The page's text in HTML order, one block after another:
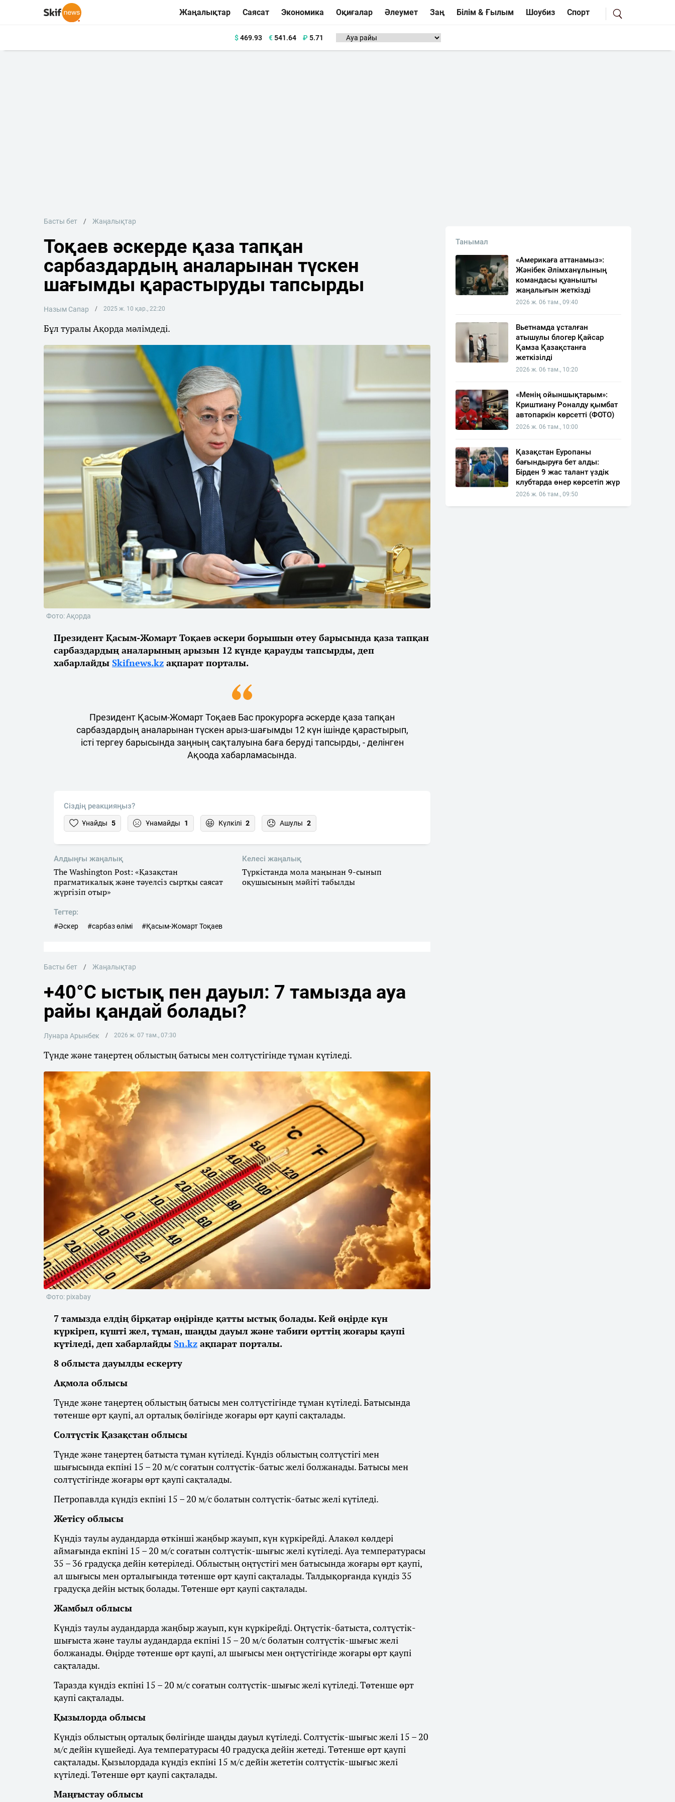
Жаңалықтар Саясат Экономика Оқиғалар Әлеумет Заң Білім & Ғылым Шоубиз Спорт
$469.93 €541.64 ₽ 5.71
Басты бет Жаңалықтар
Тоқаев әскерде қаза тапқан
сарбаздардың аналарынан түскен
шағымды қарастыруды тапсырды
Назым Сапар 2025 ж. 10 қар., 22:20
Бұл туралы Ақорда мәлімдеді.
Фото: Ақорда
Президент Қасым-Жомарт Тоқаев әскери борышын өтеу барысында қаза тапқан
сарбаздардың аналарының арызын 12 күнде қарауды тапсырды, деп
хабарлайды Skifnews.kz ақпарат порталы.
Президент Қасым-Жомарт Тоқаев Бас прокурорға әскерде қаза тапқан
сарбаздардың аналарынан түскен арыз-шағымды 12 күн ішінде қарастырып,
істі тергеу барысында заңның сақталуына баға беруді тапсырды, - делінген
Ақоода хабарламасында.
Сіздің реакцияңыз?
Ұнайды 5 Ұнамайды 1 Күлкілі 2 Ашулы 2
Алдыңғы жаңалық
The Washington Post: «Қазақстан
прагматикалық және тәуелсіз сыртқы саясат
жүргізіп отыр»
Келесі жаңалық
Түркістанда мола маңынан 9-сынып
оқушысының мәйіті табылды
Тегтер:
#Әскер #сарбаз өлімі #Қасым-Жомарт Тоқаев
Басты бет Жаңалықтар
+40°C ыстық пен дауыл: 7 тамызда ауа
райы қандай болады?
Лунара Арынбек 2026 ж. 07 там., 07:30
Түнде және таңертең облыстың батысы мен солтүстігінде тұман күтіледі.
Фото: pixabay
7 тамызда елдің бірқатар өңірінде қатты ыстық болады. Кей өңірде күн
күркіреп, күшті жел, тұман, шаңды дауыл және табиғи өрттің жоғары қаупі
күтіледі, деп хабарлайды Sn.kz ақпарат порталы.
8 облыста дауылды ескерту
Ақмола облысы
Түнде және таңертең облыстың батысы мен солтүстігінде тұман күтіледі. Батысында
төтенше өрт қаупі, ал орталық бөлігінде жоғары өрт қаупі сақталады.
Солтүстік Қазақстан облысы
Түнде және таңертең батыста тұман күтіледі. Күндіз облыстың солтүстігі мен
шығысында екпіні 15 – 20 м/с соғатын солтүстік-батыс желі болжанады. Батысы мен
солтүстігінде жоғары өрт қаупі сақталады.
Петропавлда күндіз екпіні 15 – 20 м/с болатын солтүстік-батыс желі күтіледі.
Жетісу облысы
Күндіз таулы аудандарда өткінші жаңбыр жауып, күн күркірейді. Алакөл көлдері
аймағында екпіні 15 – 20 м/с соғатын солтүстік-шығыс желі күтіледі. Ауа температурасы
35 – 36 градусқа дейін көтеріледі. Облыстың оңтүстігі мен батысында жоғары өрт қаупі,
ал шығысы мен орталығында төтенше өрт қаупі сақталады. Талдықорғанда күндіз 35
градусқа дейін ыстық болады. Төтенше өрт қаупі сақталады.
Жамбыл облысы
Күндіз таулы аудандарда жаңбыр жауып, күн күркірейді. Оңтүстік-батыста, солтүстік-
шығыста және таулы аудандарда екпіні 15 – 20 м/с болатын солтүстік-шығыс желі
болжанады. Өңірде төтенше өрт қаупі, ал шығысы мен оңтүстігінде жоғары өрт қаупі
сақталады.
Таразда күндіз екпіні 15 – 20 м/с соғатын солтүстік-шығыс желі күтіледі. Төтенше өрт
қаупі сақталады.
Қызылорда облысы
Күндіз облыстың орталық бөлігінде шаңды дауыл күтіледі. Солтүстік-шығыс желі 15 – 20
м/с дейін күшейеді. Ауа температурасы 40 градусқа дейін жетеді. Төтенше өрт қаупі
сақталады. Қызылордада күндіз екпіні 15 м/с дейін жететін солтүстік-шығыс желі
күтіледі. Төтенше өрт қаупі сақталады.
Маңғыстау облысы
Танымал
«Америкаға аттанамыз»:
Жәнібек Әлімханұлының
командасы қуанышты
жаңалығын жеткізді
2026 ж. 06 там., 09:40
Вьетнамда ұсталған
атышулы блогер Қайсар
Қамза Қазақстанға
жеткізілді
2026 ж. 06 там., 10:20
«Менің ойыншықтарым»:
Криштиану Роналду қымбат
автопаркін көрсетті (ФОТО)
2026 ж. 06 там., 10:00
Қазақстан Еуропаны
бағындыруға бет алды:
Бірден 9 жас талант үздік
клубтарда өнер көрсетіп жүр
2026 ж. 06 там., 09:50